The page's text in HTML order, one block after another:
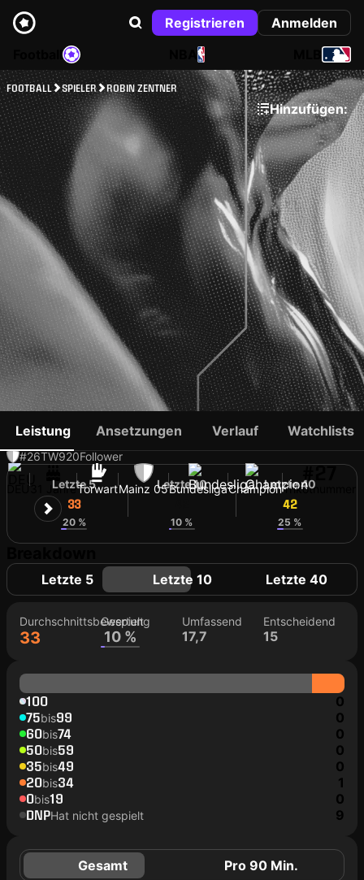
Registrieren
Anmelden
NBA
FOOTBALL SPIELER ROBIN ZENTNER
Hinzufügen:
ROBIN ZENTNER
#26TW920Follower
31 JahreTorwartMainz 05BundesligaChampionTrikotnummer
Leistung Ansetzungen Verlauf Watchlists
Letzte 5
33
20 %
Letzte 10
10 %
Letzte 40
42
25 %
Letzte 5 Letzte 10 Letzte 40
Durchschnittsbewertung
33
Gespielt
10 %
Umfassend
17,7
Entscheidend
15
100 0
75bis99 0
60bis74 0
50bis59 0
35bis49 0
20bis34 1
0bis19 0
DNPHat nicht gespielt 9
Gesamt Pro 90 Min.